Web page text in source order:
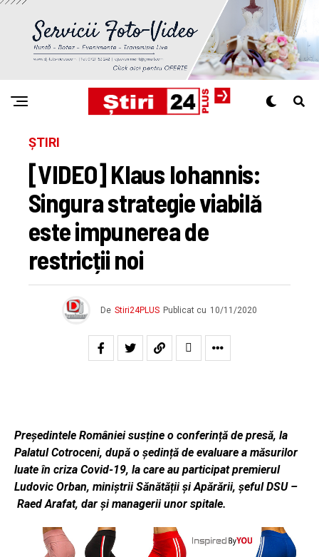
ȘTIRI
[VIDEO] Klaus Iohannis:
Singura strategie viabilă
este impunerea de
restricții noi
De Stiri24PLUS Publicat cu 10/11/2020
Președintele României susține o conferință de presă, la
Palatul Cotroceni, după o ședință de evaluare a măsurilor
luate în criza Covid-19, la care au participat premierul
Ludovic Orban, miniștrii Sănătății și Apărării, șeful DSU –
Raed Arafat, dar și managerii unor spitale.